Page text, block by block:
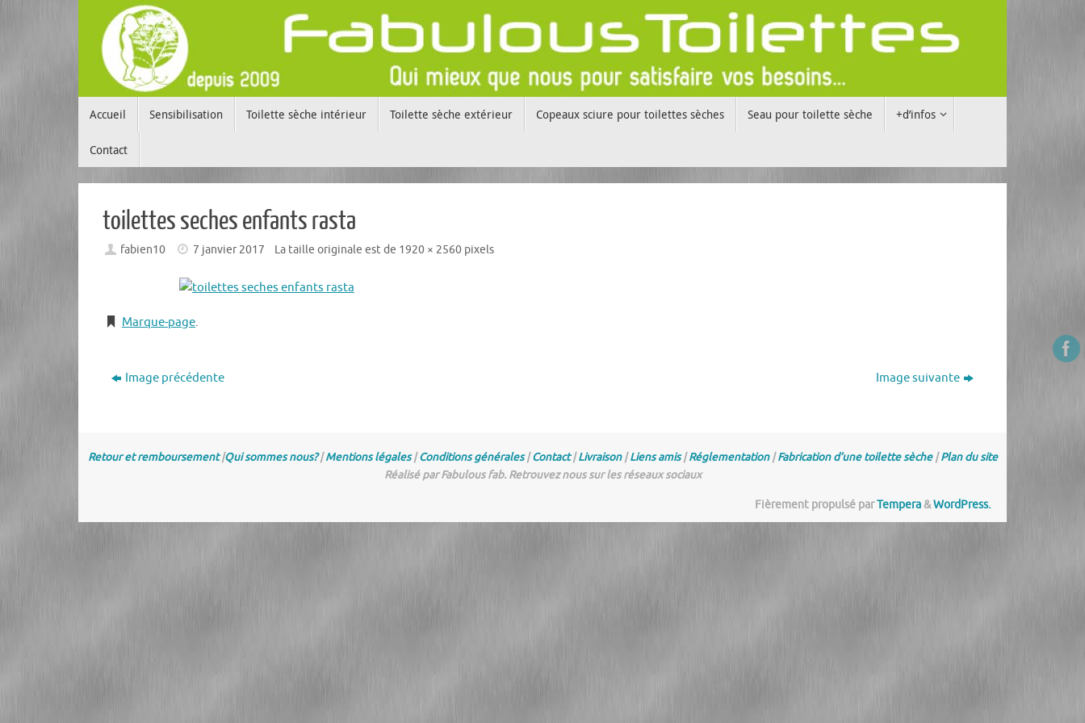
Accueil Sensibilisation Toilette sèche intérieur Toilette sèche extérieur Copeaux sciure pour toilettes sèches Seau pour toilette sèche +d’infos
Contact
toilettes seches enfants rasta
fabien10 7 janvier 2017 La taille originale est de 1920 × 2560 pixels
Marque-page.
Image précédente Image suivante
Retour et remboursement|Qui sommes nous?|Mentions légales|Conditions générales|Contact|Livraison|Liens amis|Réglementation|Fabrication d’une toilette sèche|Plan du site
Réalisé par Fabulous fab. Retrouvez nous sur les réseaux sociaux
Fièrement propulsé parTempera &WordPress.